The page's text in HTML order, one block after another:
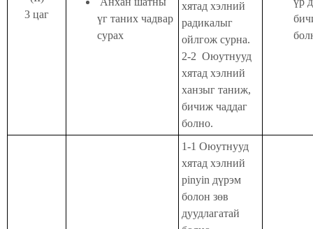
3 цаг
үг таних чадвар
сурах
хятад хэлний
радикалыг
ойлгож сурна.
2-2 Оюутнууд
хятад хэлний
ханзыг таниж,
бичиж чаддаг
болно.
1-1 Оюутнууд
хятад хэлний
pinyin дүрэм
болон зөв
дуудлагатай